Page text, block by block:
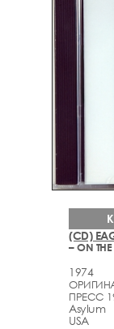
(CD)
– ON THE
1974
ПРЕСС
Asylum
USA